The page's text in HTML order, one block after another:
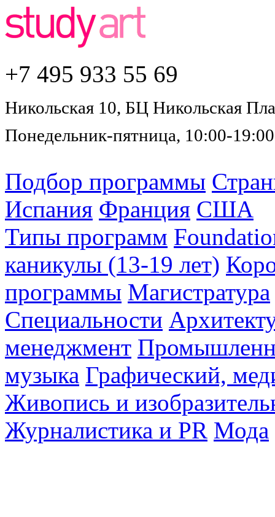
+7 495 933 55 69
Никольская 10, БЦ Никольская
Понедельник-пятница, 10:00-19:00
Подбор программы
Испания Франция США
Типы программ
каникулы (13-19 лет)
программы Магистратура
Специальности
менеджмент
музыка Графический,
Живопись и
Журналистика и PR Мода